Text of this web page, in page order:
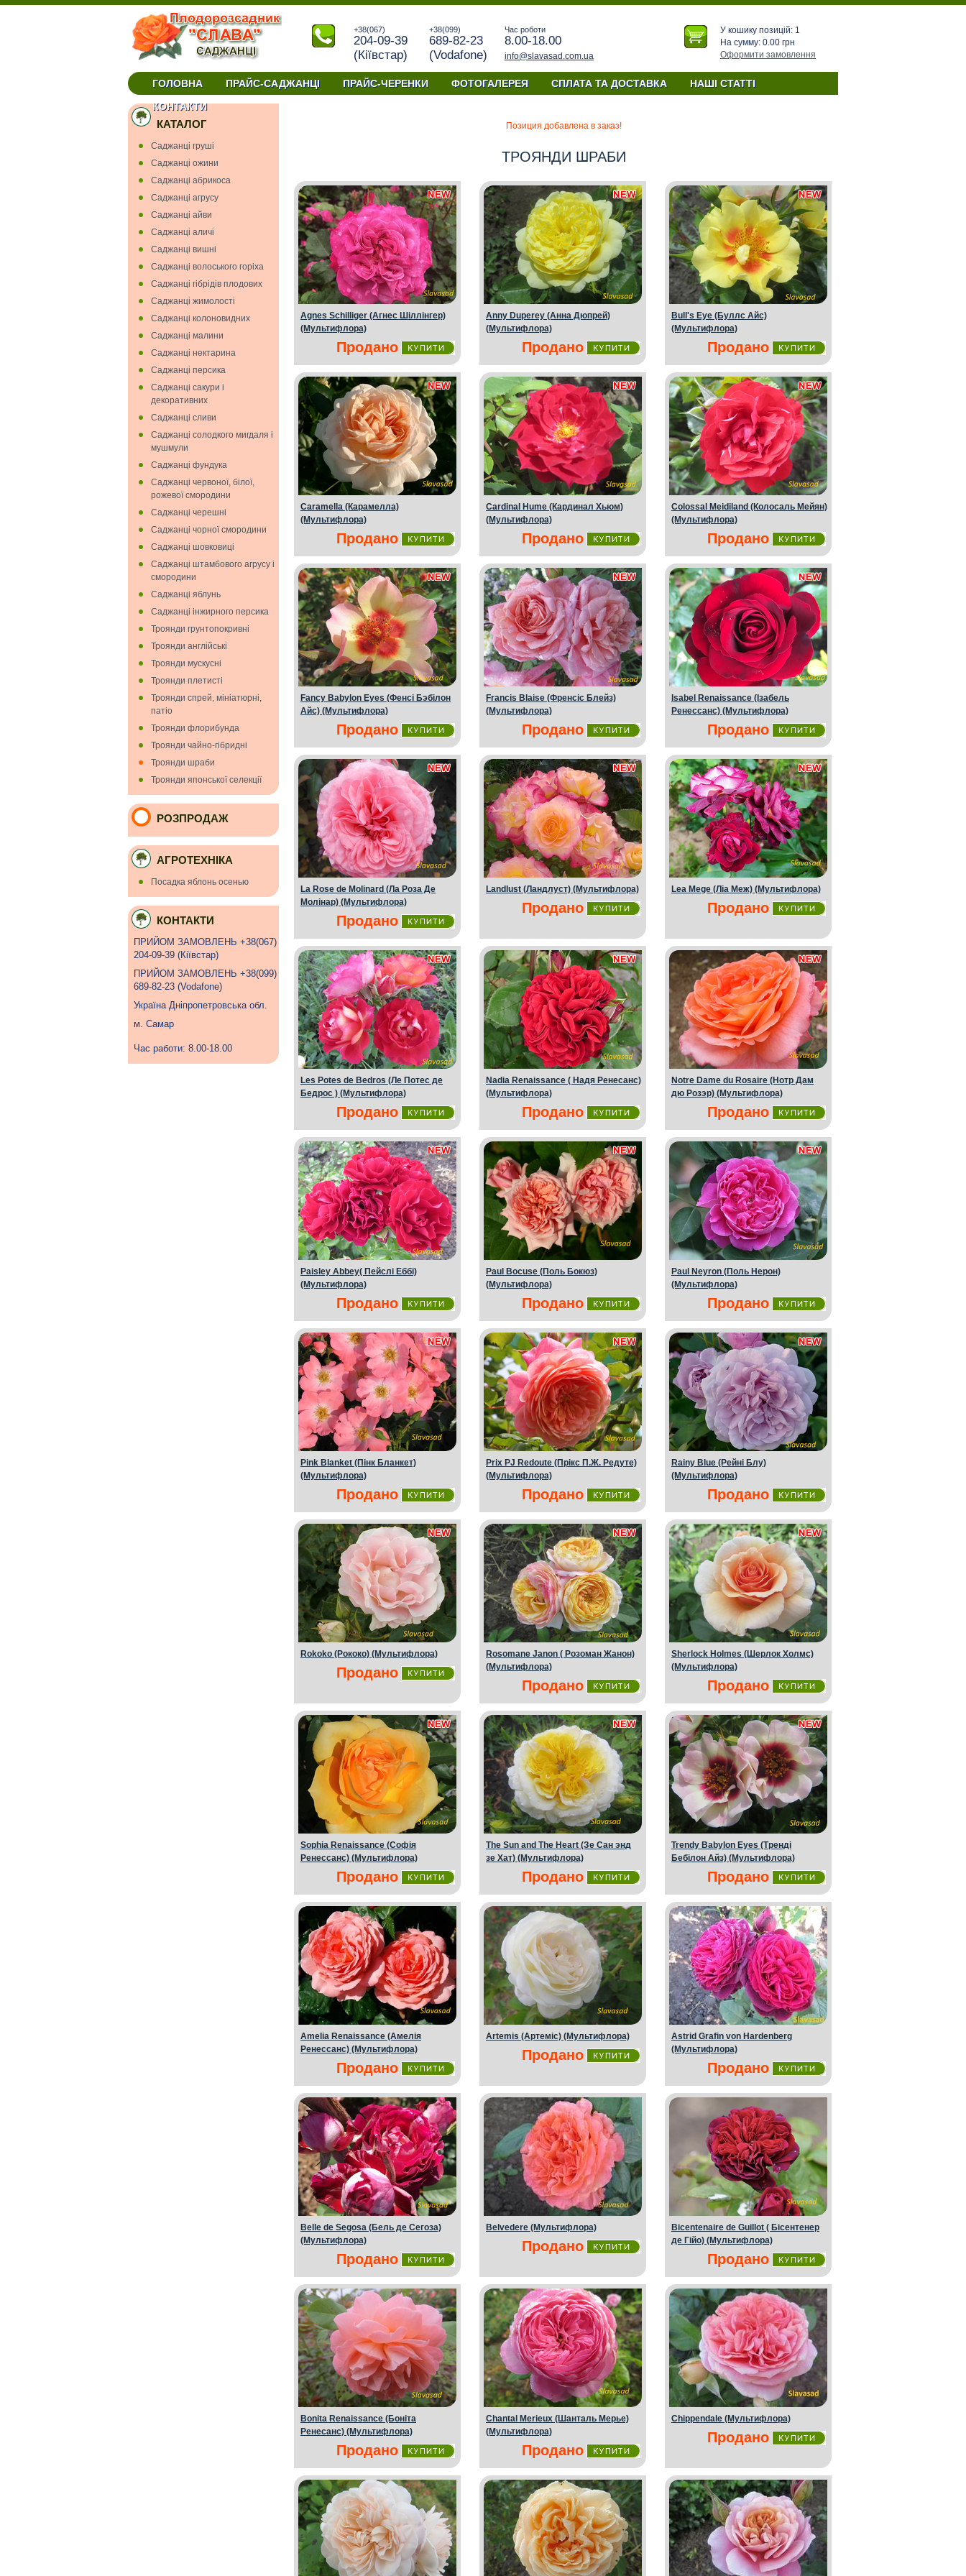
+38(067)
204-09-39
(Кiївстар)
+38(099)
689-82-23
(Vodafone)
Час роботи
8.00-18.00
info@slavasad.com.ua
У кошику позицій: 1
На сумму: 0.00 грн
Оформити замовлення
ГОЛОВНА ПРАЙС-САДЖАНЦІ ПРАЙС-ЧЕРЕНКИ ФОТОГАЛЕРЕЯ СПЛАТА ТА ДОСТАВКА
НАШІ СТАТТІ
КОНТАКТИ
Позиция добавлена в заказ!
ТРОЯНДИ ШРАБИ
Agnes Schilliger (Агнес Шіллінгер)
(Мультифлора)
Продано
Anny Duperey (Анна Дюпрей)
(Мультифлора)
Продано
Bull's Eye (Буллс Айс)
(Мультифлора)
Продано
Caramella (Карамелла)
(Мультифлора)
Продано
Cardinal Hume (Кардинал Хьюм)
(Мультифлора)
Продано
Colossal Meidiland (Колосаль Мейян)
(Мультифлора)
Продано
Fancy Babylon Eyes (Фенсі Бэбілон
Айс) (Мультифлора)
Продано
Francis Blaise (Френсіс Блейз)
(Мультифлора)
Продано
Isabel Renaissance (Ізабель
Ренессанс) (Мультифлора)
Продано
La Rose de Molinard (Ла Роза Де
Молінар) (Мультифлора)
Продано
Landlust (Ландлуст) (Мультифлора)
Продано
Lea Mege (Ліа Меж) (Мультифлора)
Продано
Les Potes de Bedros (Ле Потес де
Бедрос ) (Мультифлора)
Продано
Nadia Renaissance ( Надя Ренесанс)
(Мультифлора)
Продано
Notre Dame du Rosaire (Нотр Дам
дю Розэр) (Мультифлора)
Продано
Paisley Аbbey( Пейслі Еббі)
(Мультифлора)
Продано
Paul Bocuse (Поль Бокюз)
(Мультифлора)
Продано
Paul Neyron (Поль Нерон)
(Мультифлора)
Продано
Pink Blanket (Пінк Бланкет)
(Мультифлора)
Продано
Prix PJ Redoute (Прікс П.Ж. Редуте)
(Мультифлора)
Продано
Rainy Blue (Рейні Блу)
(Мультифлора)
Продано
Rokoko (Рококо) (Мультифлора)
Продано
Rosomane Janon ( Розоман Жанон)
(Мультифлора)
Продано
Sherlock Holmes (Шерлок Холмс)
(Мультифлора)
Продано
Sophia Renaissance (Софія
Ренессанс) (Мультифлора)
Продано
The Sun and The Heart (Зе Сан энд
зе Хат) (Мультифлора)
Продано
Trendy Babylon Eyes (Тренді
Бебілон Айз) (Мультифлора)
Продано
Amelia Renaissance (Амелiя
Ренессанс) (Мультифлора)
Продано
Artemis (Артемiс) (Мультифлора)
Продано
Astrid Grafin von Hardenberg
(Мультифлора)
Продано
Belle de Segosa (Бель де Сегоза)
(Мультифлора)
Продано
Belvedere (Мультифлора)
Продано
Bicentenaire de Guillot ( Бiсентенер
де Гiйо) (Мультифлора)
Продано
Bonita Renaissance (Бонiта
Ренесанс) (Мультифлора)
Продано
Chantal Merieux (Шанталь Мерье)
(Мультифлора)
Продано
Chippendale (Мультифлора)
Продано
КАТАЛОГ
Cаджанці грушi
Cаджанці ожини
Саджанці абрикоса
Саджанці агрусу
Саджанці айви
Саджанці аличі
Саджанці вишнi
Саджанці волоського горіха
Саджанці гiбрiдiв плодових
Саджанці жимолості
Саджанці колоновидних
Саджанці малини
Саджанці нектарина
Саджанці персика
Саджанці сакури і
декоративних
Саджанці сливи
Саджанці солодкого мигдаля i
мушмули
Саджанці фундука
Саджанці червоної, білої,
рожевої смородини
Саджанці черешні
Саджанці чорної смородини
Саджанці шовковиці
Саджанці штамбового агрусу і
смородини
Саджанці яблунь
Саджанці інжирного персика
Троянди грунтопокривні
Троянди англійські
Троянди мускуснi
Троянди плетисті
Троянди спрей, мініатюрні,
патіо
Троянди флорибунда
Троянди чайно-гібридні
Троянди шраби
Троянди японської селекції
РОЗПРОДАЖ
АГРОТЕХНІКА
Посадка яблонь осенью
КОНТАКТИ
ПРИЙОМ ЗАМОВЛЕНЬ +38(067)
204-09-39 (Кiївстар)
ПРИЙОМ ЗАМОВЛЕНЬ +38(099)
689-82-23 (Vodafone)
Україна Дніпропетровська обл.
м. Самар
Час работи: 8.00-18.00